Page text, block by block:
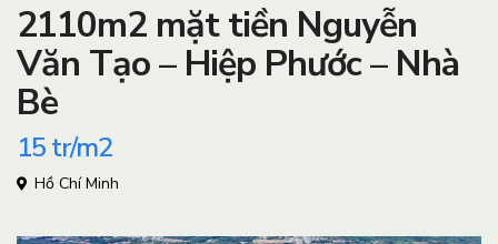
2110m2 mặt tiền Nguyễn
Văn Tạo – Hiệp Phước – Nhà
Bè
15tr/m2
Hồ Chí Minh